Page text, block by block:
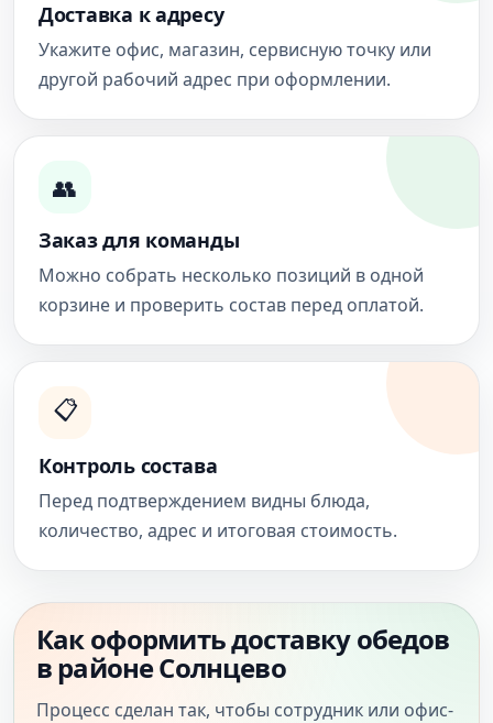
Доставка к адресу
Укажите офис, магазин, сервисную точку или
другой рабочий адрес при оформлении.
👥
Заказ для команды
Можно собрать несколько позиций в одной
корзине и проверить состав перед оплатой.
📋
Контроль состава
Перед подтверждением видны блюда,
количество, адрес и итоговая стоимость.
Как оформить доставку обедов
в районе Солнцево
Процесс сделан так, чтобы сотрудник или офис-